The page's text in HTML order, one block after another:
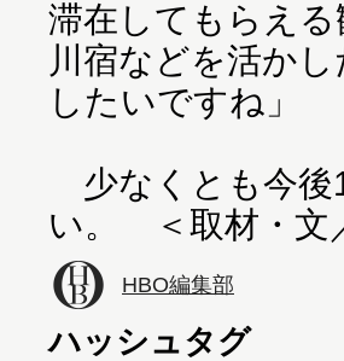
滞在してもらえ
川宿などを活か
したいですね」
少なくとも今後
い。 ＜取材・文
HBO編集部
ハッシュタグ